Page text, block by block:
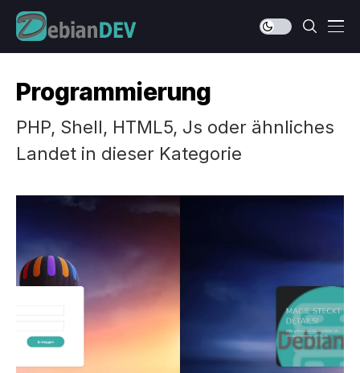
Programmierung
PHP, Shell, HTML5, Js oder ähnliches
Landet in dieser Kategorie